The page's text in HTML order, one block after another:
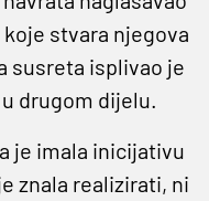
stvara njegova
susreta isplivao je
drugom dijelu.
je imala inicijativu
znala realizirati, ni